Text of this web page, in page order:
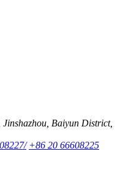
Baiyun District,
+86 20 66608225